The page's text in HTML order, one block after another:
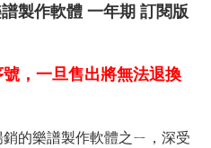
製作軟體 一年期 訂閱版
，一旦售出將無法退換
的樂譜製作軟體之ㄧ，深受